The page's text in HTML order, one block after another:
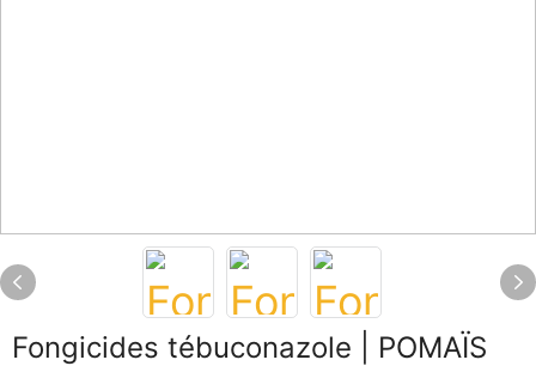
Fongicides tébuconazole | POMAÏS